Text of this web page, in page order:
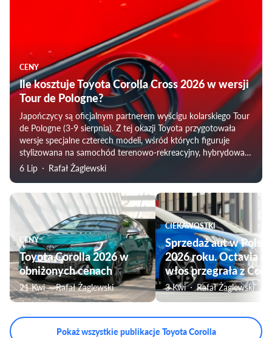
CENY
Ile kosztuje Toyota Corolla Cross 2026 w wersji
Tour de Pologne?
Japończycy są oficjalnym partnerem wyścigu kolarskiego Tour
de Pologne (3-9 sierpnia). Z tej okazji Toyota przygotowała
wersje specjalne czterech modeli, wśród których figuruje
stylizowana na samochód terenowo-rekreacyjny, hybrydowa
Corolla Cross.
6 Lip Rafał Żaglewski
CENY
Toyota Corolla 2026 w
obniżonych cenach
21 Kwi Rafał Żaglewski
CIEKAWOSTKI
Sprzedaż aut w
2026 roku. Octavia o
włos przegrała z
3 Kwi Rafał Żaglewski
Pokaż wszystkie publikacje Toyota Corolla